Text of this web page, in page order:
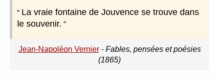
La vraie fontaine de Jouvence se trouve dans
le souvenir.
Jean-Napoléon Vernier- Fables, pensées et poésies
(1865)